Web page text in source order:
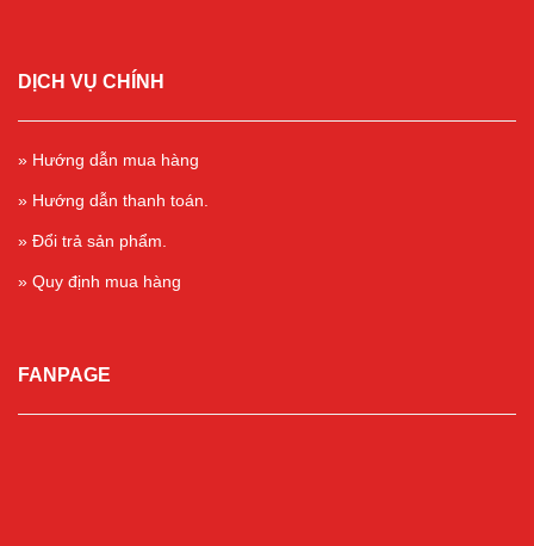
DỊCH VỤ CHÍNH
» Hướng dẫn mua hàng
» Hướng dẫn thanh toán.
» Đổi trả sản phẩm.
» Quy định mua hàng
FANPAGE